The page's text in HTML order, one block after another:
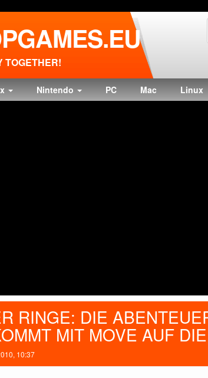
TOGETHER!
Nintendo PC Mac Linux
RINGE: DIE
MIT MOVE AUF
10:37